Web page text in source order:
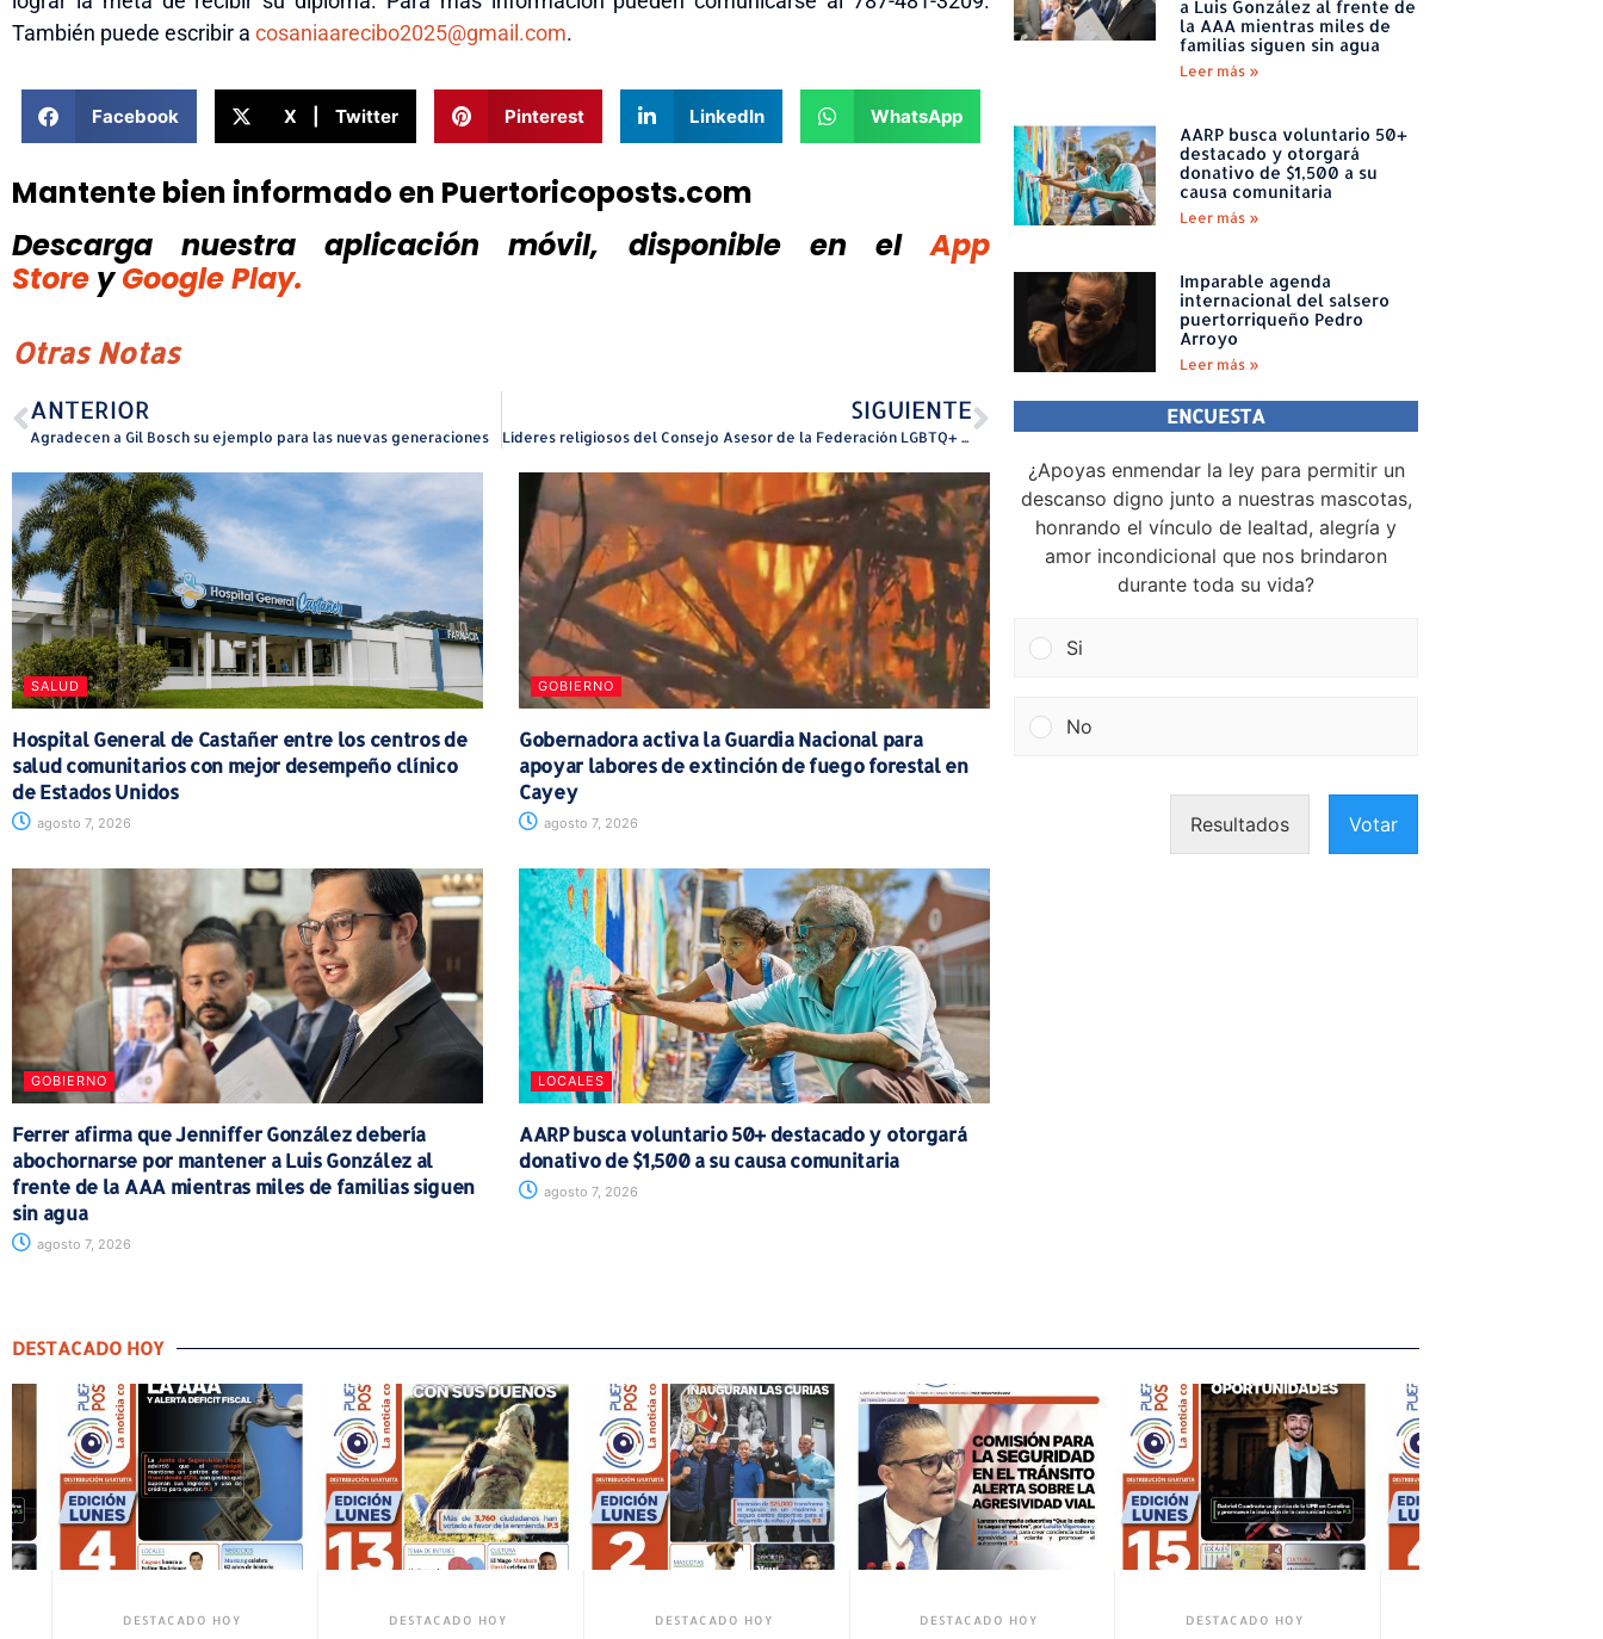
También puede escribir a cosaniaarecibo2025@gmail.com.
Facebook X | Twitter Pinterest LinkedIn WhatsApp
Mantente bien informado en Puertoricoposts.com
Descarga nuestra aplicación móvil, disponible
en el
App
Store y Google Play.
Otras Notas
ANTERIOR
Agradecen a Gil Bosch su ejemplo para las nuevas generaciones
SIGUIENTE
Líderes religiosos del Consejo Asesor de la Federación LGBTQ+ se oponen al proyecto de libertad religiosa
SALUD
Hospital General de Castañer entre los centros de
salud comunitarios con mejor desempeño clínico
de Estados Unidos
agosto 7, 2026
GOBIERNO
Gobernadora activa la Guardia Nacional para
apoyar labores de extinción de fuego forestal en
Cayey
agosto 7, 2026
GOBIERNO
Ferrer afirma que Jenniffer González debería
abochornarse por mantener a Luis González al
frente de la AAA mientras miles de familias siguen
sin agua
agosto 7, 2026
LOCALES
AARP busca voluntario 50+ destacado y otorgará
donativo de $1,500 a su causa comunitaria
agosto 7, 2026
a Luis González al frente de
la AAA mientras miles de
familias siguen sin agua
Leer más »
AARP busca voluntario 50+
destacado y otorgará
donativo de $1,500 a su
causa comunitaria
Leer más »
Imparable agenda
internacional del salsero
puertorriqueño Pedro
Arroyo
Leer más »
ENCUESTA
¿Apoyas enmendar la ley para permitir un
descanso digno junto a nuestras mascotas,
honrando el vínculo de lealtad, alegría y
amor incondicional que nos brindaron
durante toda su vida?
Si
No
Resultados Votar
DESTACADO HOY
DESTACADO HOY DESTACADO HOY DESTACADO HOY DESTACADO HOY DESTACADO HOY